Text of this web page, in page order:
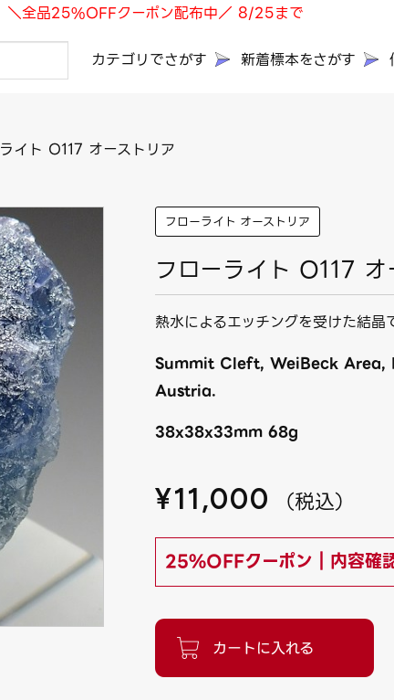
＼全品25%OFFクーポン配布中／ 8/25まで
カテゴリでさがす 新着標本をさがす
イト O117 オーストリア
フローライト オーストリア
フローライト O117 オ
熱水によるエッチングを受けた結晶
Summit Cleft, WeiBeck Area,
Austria.
38x38x33mm 68g
¥11,000 （税込）
25%OFFクーポン｜内容確